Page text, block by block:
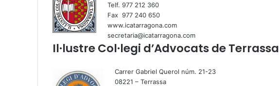
Telf. 977 212 360
Fax 977 240 650
www.icatarragona.com
secretaria@icatarragona.com
Il·lustre Col·legi d’Advocats de Terrassa
Carrer Gabriel Querol núm. 21-23
08221 – Terrassa